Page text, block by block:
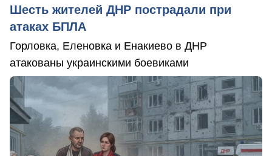
Шесть жителей ДНР пострадали при
атаках БПЛА
Горловка, Еленовка и Енакиево в ДНР
атакованы украинскими боевиками